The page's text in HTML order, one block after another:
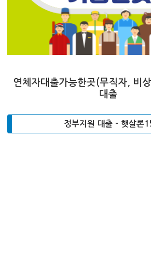
연체자대출가능한곳(무직자, 비
대출
정부지원 대출 – 햇살론